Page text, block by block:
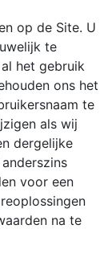
op de Site. U
te
het gebruik
ons het
te
als wij
dergelijke
voor een
na te